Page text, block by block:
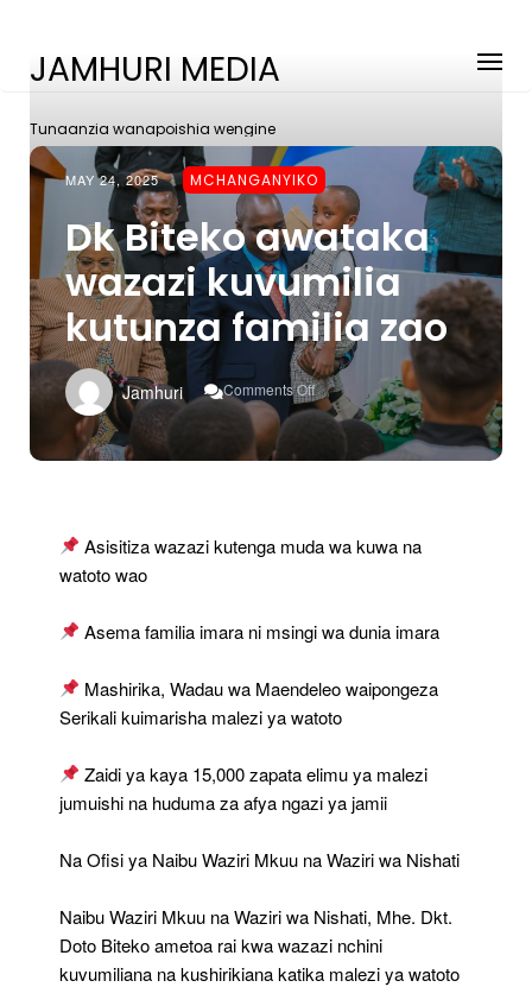
JAMHURI MEDIA
Tunaanzia wanapoishia wengine
MAY 24, 2025 MCHANGANYIKO
Dk Biteko awataka
wazazi kuvumilia
kutunza familia zao
Jamhuri Comments Off
On
Dk
Biteko
Familia
Zao
Asisitiza wazazi kutenga muda wa kuwa na
watoto wao
Asema familia imara ni msingi wa dunia imara
Mashirika, Wadau wa Maendeleo waipongeza
Serikali kuimarisha malezi ya watoto
Zaidi ya kaya 15,000 zapata elimu ya malezi
jumuishi na huduma za afya ngazi ya jamii
Na Ofisi ya Naibu Waziri Mkuu na Waziri wa Nishati
Naibu Waziri Mkuu na Waziri wa Nishati, Mhe. Dkt.
Doto Biteko ametoa rai kwa wazazi nchini
kuvumiliana na kushirikiana katika malezi ya watoto